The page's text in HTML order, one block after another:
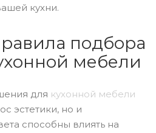
кухни.
подбора
мебели
для кухонной мебели
эстетики, но и
способны влиять на